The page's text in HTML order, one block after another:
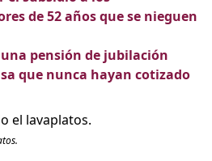
de 52 años que se nieguen
pensión de jubilación
que nunca hayan cotizado